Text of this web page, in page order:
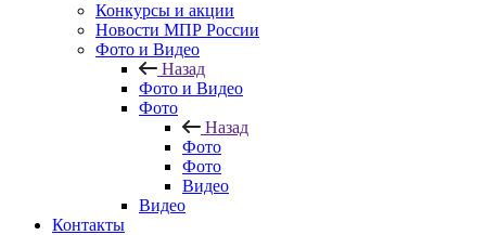
Конкурсы и акции
Новости МПР России
Фото и Видео
Назад
Фото и Видео
Фото
Назад
Фото
Фото
Видео
Видео
Контакты